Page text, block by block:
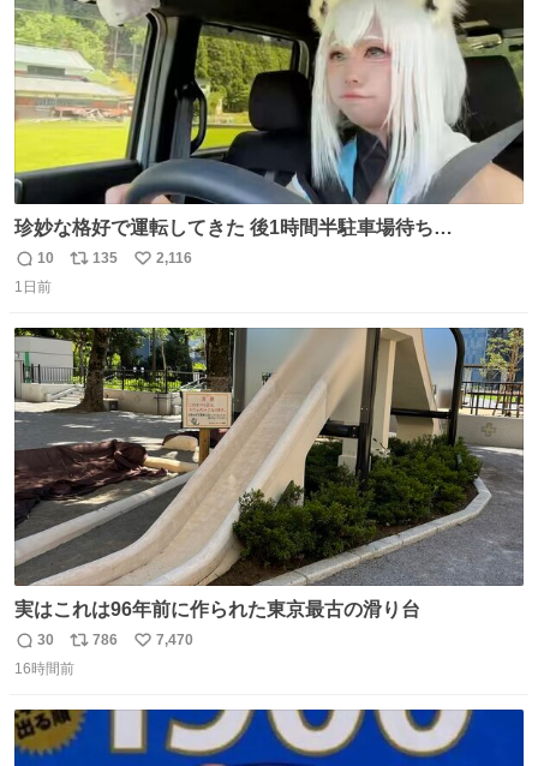
珍妙な格好で運転してきた 後1時間半駐車場待ち…
返
信
10
リ
ト
数
135
い
数
2,116
1日前
実はこれは96年前に作られた東京最古の滑り台
返
信
30
リ
ポ
ト
数
786
い
7,470
16時間前